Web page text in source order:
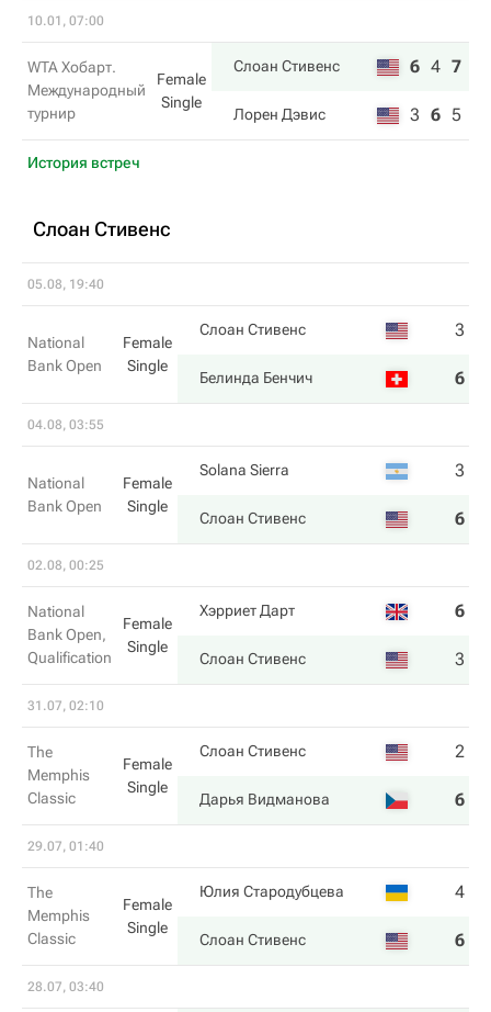
10.01, 07:00
WTA Хобарт.
Международный
турнир
Female
Single
Слоан Стивенс 6 4 7
Лорен Дэвис 3 6 5
История встреч
Слоан Стивенс
05.08, 19:40
National
Bank Open
Female
Single
Слоан Стивенс 3
Белинда Бенчич 6
04.08, 03:55
National
Bank Open
Female
Single
Solana Sierra 3
Слоан Стивенс 6
02.08, 00:25
National
Bank Open,
Qualification
Female
Single
Хэрриет Дарт 6
Слоан Стивенс 3
31.07, 02:10
The
Memphis
Classic
Female
Single
Слоан Стивенс 2
Дарья Видманова 6
29.07, 01:40
The
Memphis
Classic
Female
Single
Юлия Стародубцева 4
Слоан Стивенс 6
28.07, 03:40